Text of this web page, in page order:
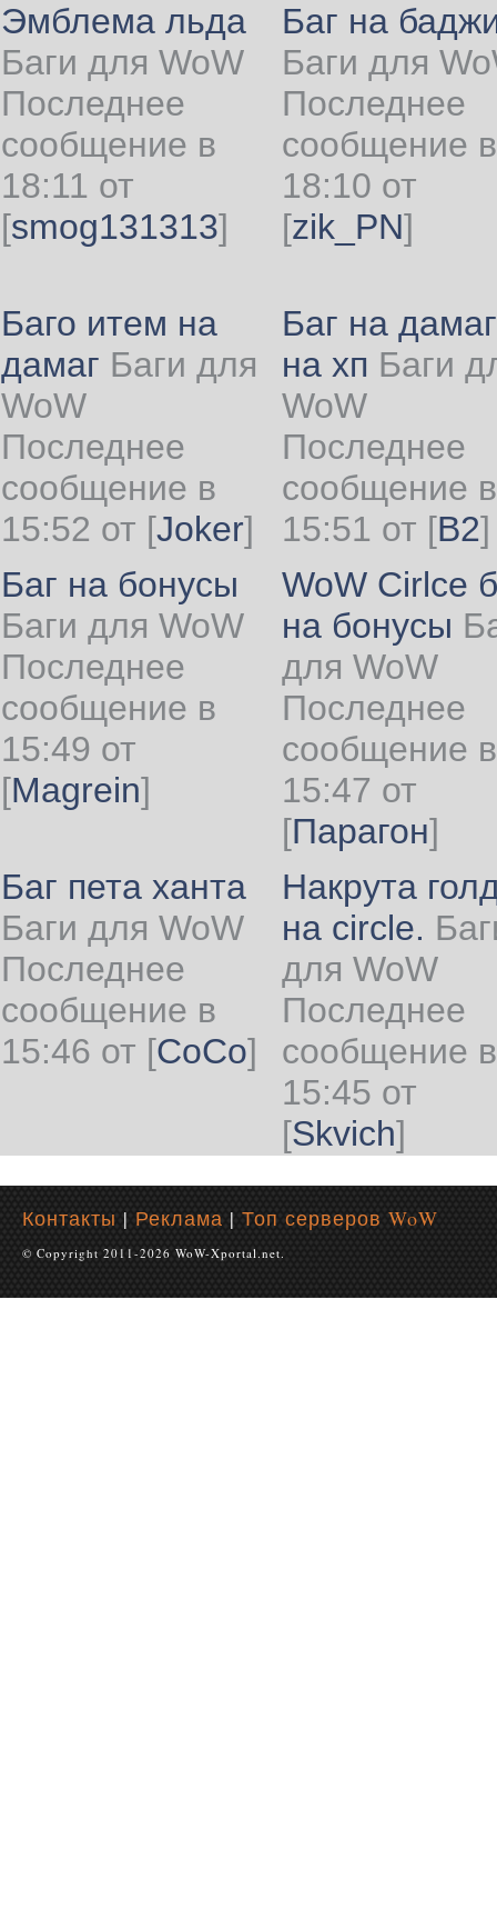
Эмблема льда
Баги для WoW
Последнее
сообщение в
18:11 от
[smog131313]
Баг на
Баги для
Последнее
сообщение в
18:10 от
[zik_PN]
Баго итем на
дамаг Баги для
WoW
Последнее
сообщение в
15:52 от [Joker]
Баг на
на хп Баги
WoW
Последнее
сообщение в
15:51 от [B2]
Баг на бонусы
Баги для WoW
Последнее
сообщение в
15:49 от
[Magrein]
WoW Cirlce
на бонусы
для WoW
Последнее
сообщение в
15:47 от
[Парагон]
Баг пета ханта
Баги для WoW
Последнее
сообщение в
15:46 от [CoCo]
Накрута
на circle.
для WoW
Последнее
сообщение в
15:45 от
[Skvich]
Контакты | Реклама | Топ серверов WoW
© Copyright 2011-2026 WoW-Xportal.net.